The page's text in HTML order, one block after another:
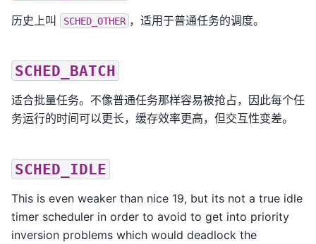
历史上叫 SCHED_OTHER ，适用于普通任务的调度。
SCHED_BATCH
适合批量任务。不像普通任务那样容易被抢占，因此每个任
务运行的时间可以更长，缓存效率更高，但交互性变差。
SCHED_IDLE
This is even weaker than nice 19, but its not a true idle
timer scheduler in order to avoid to get into priority
inversion problems which would deadlock the